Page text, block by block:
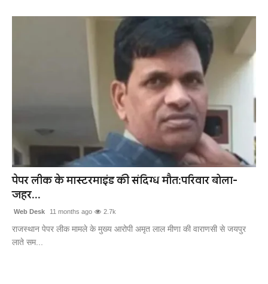
पेपर लीक के मास्टरमाइंड की संदिग्ध मौत:परिवार बोला-
जहर...
Web Desk 11 months ago 2.7k
राजस्थान पेपर लीक मामले के मुख्य आरोपी अमृत लाल मीणा की वाराणसी से जयपुर
लाते सम...